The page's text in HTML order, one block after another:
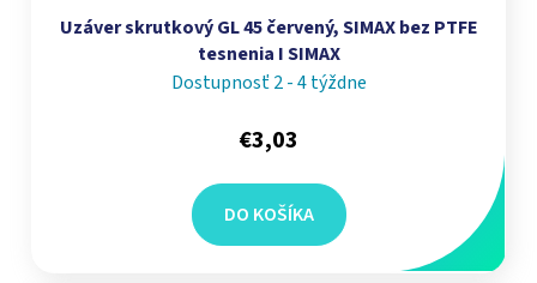
Uzáver skrutkový GL 45 červený, SIMAX bez PTFE
tesnenia I SIMAX
Dostupnosť 2 - 4 týždne
€3,03
DO KOŠÍKA